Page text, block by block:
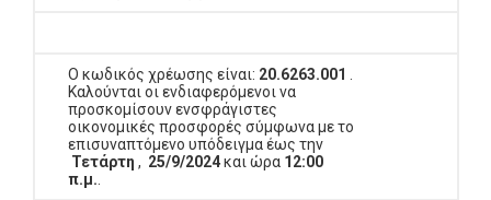
Ο κωδικός χρέωσης είναι: 20.6263.001
Καλούνται οι ενδιαφερόμενοι να
προσκομίσουν ενσφράγιστες
οικονομικές προσφορές σύμφωνα με το
επισυναπτόμενο υπόδειγμα έως την
Τετάρτη , 25/9/2024και ώρα 12:00
π.μ.